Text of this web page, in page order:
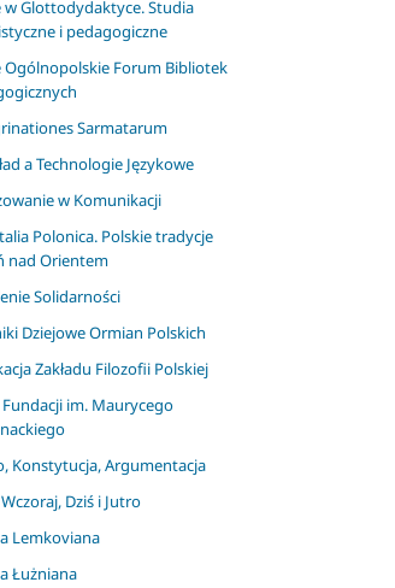
w Glottodydaktyce. Studia
i pedagogiczne
Ogólnopolskie Forum Bibliotek
Sarmatarum
a Technologie Językowe
w Komunikacji
Polonica. Polskie tradycje
nad Orientem
Solidarności
Dziejowe Ormian Polskich
Zakładu Filozofii Polskiej
Fundacji im. Maurycego
Konstytucja, Argumentacja
Dziś i Jutro
Lemkoviana
Łużniana